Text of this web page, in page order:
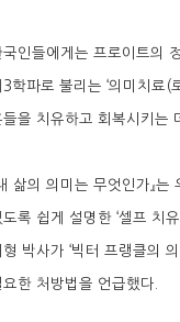
국인들에게는 프로이트의
3학파로 불리는 ‘의미치료
들을 치유하고 회복시키는
내 삶의 의미는 무엇인가』
도록 쉽게 설명한 ‘셀프 치
형 박사가 ‘빅터 프랭클의
요한 처방법을 언급했다.